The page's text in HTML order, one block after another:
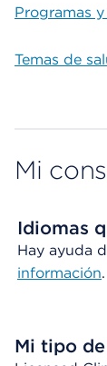
Programas y
Temas de
Mi
Idiomas
Hay ayuda
información.
Mi tipo